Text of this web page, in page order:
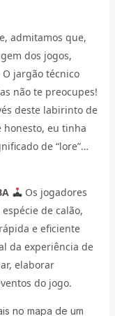
admitamos que,
dos jogos,
jargão técnico
não te preocupes!
deste labirinto de
honesto, eu tinha
de “lore”…
Os jogadores
de calão,
e eficiente
da experiência de
elaborar
do jogo.
no mapa de um